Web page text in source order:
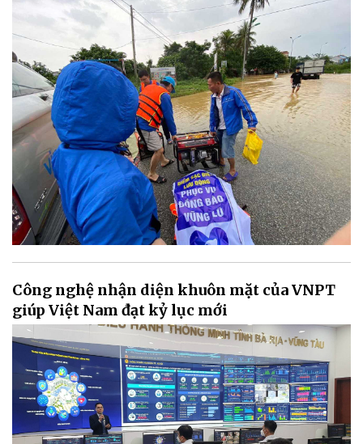
Công nghệ nhận diện khuôn mặt của VNPT
giúp Việt Nam đạt kỷ lục mới